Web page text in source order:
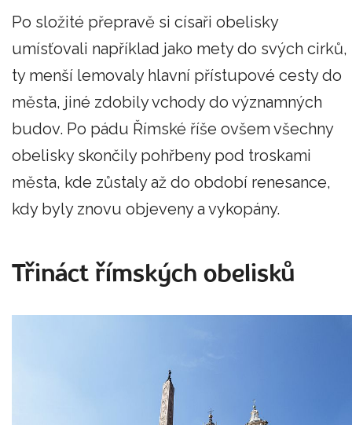
Po složité přepravě si císaři obelisky
umísťovali například jako mety do svých cirků,
ty menší lemovaly hlavní přístupové cesty do
města, jiné zdobily vchody do významných
budov. Po pádu Římské říše ovšem všechny
obelisky skončily pohřbeny pod troskami
města, kde zůstaly až do období renesance,
kdy byly znovu objeveny a vykopány.
Třináct římských obelisků